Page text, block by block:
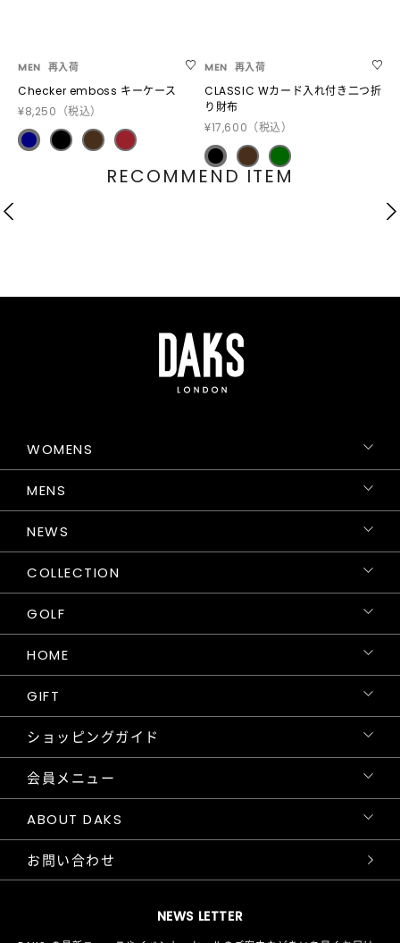
MEN 再入荷
Checker emboss キーケース
¥8,250 （税込）
MEN 再入荷
CLASSIC Wカード入れ付き二つ折
り財布
¥17,600 （税込）
RECOMMEND ITEM
NEWS LETTER
WOMENS
MENS
NEWS
COLLECTION
GOLF
HOME
GIFT
ショッピングガイド
会員メニュー
ABOUT DAKS
お問い合わせ